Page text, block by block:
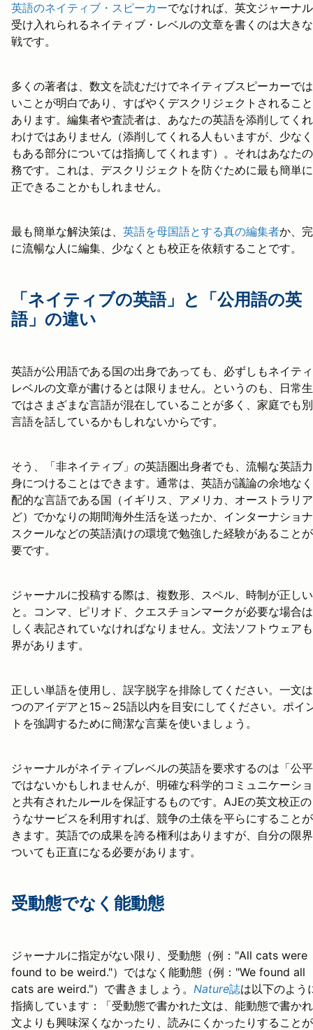
英語のネイティブ・スピーカーでなければ、英文ジャーナ
受け入れられるネイティブ・レベルの文章を書くのは大き
戦です。
多くの著者は、数文を読むだけでネイティブスピーカーで
いことが明白であり、すばやくデスクリジェクトされるこ
あります。編集者や査読者は、あなたの英語を添削してく
わけではありません（添削してくれる人もいますが、少な
もある部分については指摘してくれます）。それはあなた
務です。これは、デスクリジェクトを防ぐために最も簡単
正できることかもしれません。
最も簡単な解決策は、 英語を母国語とする真の編集者か、
に流暢な人に編集、少なくとも校正を依頼することです。
「ネイティブの英語」と「公用語の英
語」の違い
英語が公用語である国の出身であっても、必ずしもネイテ
レベルの文章が書けるとは限りません。というのも、日常
ではさまざまな言語が混在していることが多く、家庭でも
言語を話しているかもしれないからです。
そう、「非ネイティブ」の英語圏出身者でも、流暢な英語
身につけることはできます。通常は、英語が議論の余地な
配的な言語である国（イギリス、アメリカ、オーストラリ
ど）でかなりの期間海外生活を送ったか、インターナショ
スクールなどの英語漬けの環境で勉強した経験があること
要です。
ジャーナルに投稿する際は、複数形、スペル、時制が正し
と。コンマ、ピリオド、クエスチョンマークが必要な場合
しく表記されていなければなりません。文法ソフトウェア
界があります。
正しい単語を使用し、誤字脱字を排除してください。一文
つのアイデアと15～25語以内を目安にしてください。ポイ
トを強調するために簡潔な言葉を使いましょう。
ジャーナルがネイティブレベルの英語を要求するのは「公
ではないかもしれませんが、明確な科学的コミュニケーシ
と共有されたルールを保証するものです。AJEの英文校正
うなサービスを利用すれば、競争の土俵を平らにすること
きます。英語での成果を誇る権利はありますが、自分の限
ついても正直になる必要があります。
受動態でなく能動態
ジャーナルに指定がない限り、受動態（例："All cats were
found to be weird."）ではなく能動態（例："We found all
cats are weird."）で書きましょう。 Nature誌は以下のよう
指摘しています：「受動態で書かれた文は、能動態で書か
文よりも興味深くなかったり、読みにくかったりすること